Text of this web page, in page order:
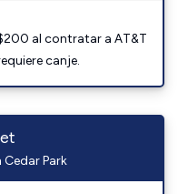
al contratar a AT&T
canje.
Cedar Park